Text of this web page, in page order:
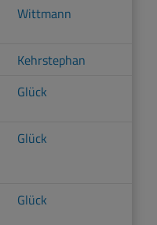
Wittmann
Kehrstephan
Glück
Glück
Glück